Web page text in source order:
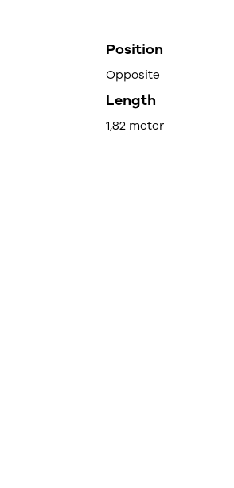
Position
Opposite
Length
1,82 meter